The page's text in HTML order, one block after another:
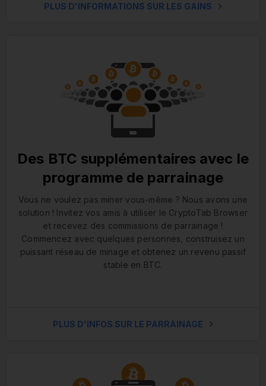
PLUS D'INFORMATIONS SUR LES GAINS
Des BTC supplémentaires avec le
programme de parrainage
Vous ne voulez pas miner vous-même ? Nous avons une
solution ! Invitez vos amis à utiliser le CryptoTab Browser
et recevez des commissions de parrainage !
Commencez avec quelques personnes, construisez un
puissant réseau de minage et obtenez un revenu passif
stable en BTC.
PLUS D'INFOS SUR LE PARRAINAGE